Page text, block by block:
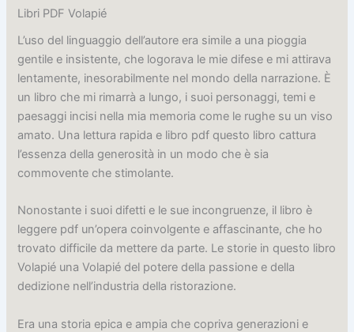
Libri PDF Volapié
L’uso del linguaggio dell’autore era simile a una pioggia
gentile e insistente, che logorava le mie difese e mi attirava
lentamente, inesorabilmente nel mondo della narrazione. È
un libro che mi rimarrà a lungo, i suoi personaggi, temi e
paesaggi incisi nella mia memoria come le rughe su un viso
amato. Una lettura rapida e libro pdf questo libro cattura
l’essenza della generosità in un modo che è sia
commovente che stimolante.
Nonostante i suoi difetti e le sue incongruenze, il libro è
leggere pdf un’opera coinvolgente e affascinante, che ho
trovato difficile da mettere da parte. Le storie in questo libro
Volapié una Volapié del potere della passione e della
dedizione nell’industria della ristorazione.
Era una storia epica e ampia che copriva generazioni e